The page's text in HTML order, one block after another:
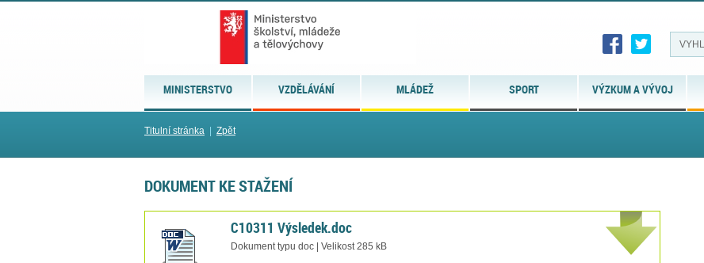
MINISTERSTVO VZDĚLÁVÁNÍ MLÁDEŽ SPORT VÝZKUM A VÝVOJ
Titulní stránka Zpět
DOKUMENT KE STAŽENÍ
C10311 Výsledek.doc
Dokument typu doc | Velikost 285 kB